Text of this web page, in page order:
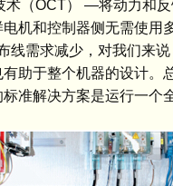
（OCT） —将动力和反
机和控制器侧无需使
线需求减少，对我们来
助于整个机器的设计
准解决方案是运行一